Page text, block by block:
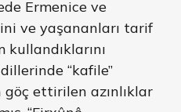
Ermenice ve
ve yaşananları tarif
“kafile”
ettirilen azınlıklar